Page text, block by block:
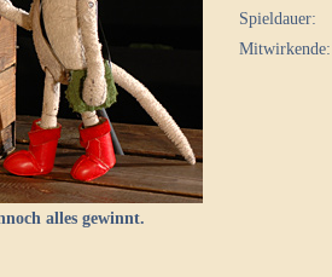
Spieldauer:
Mitwirkende:
alles gewinnt.